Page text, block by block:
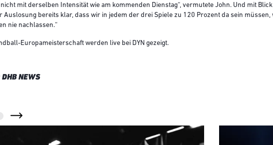
mit derselben Intensität wie am kommenden Dienstag“, vermutete John. Und mit
Auslosung bereits klar, dass wir in jedem der drei Spiele zu 120 Prozent da sein
nie nachlassen.“
Europameisterschaft werden live bei DYN gezeigt.
NEWS